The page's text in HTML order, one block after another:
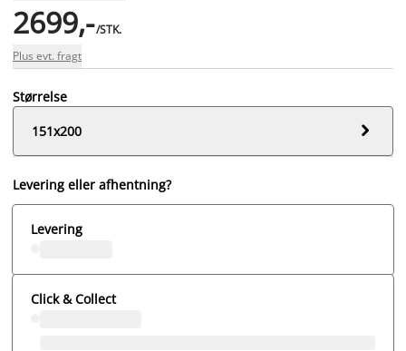
2699,-/STK.
Plus evt. fragt
Størrelse
151x200

Levering eller afhentning?
Levering
Click & Collect